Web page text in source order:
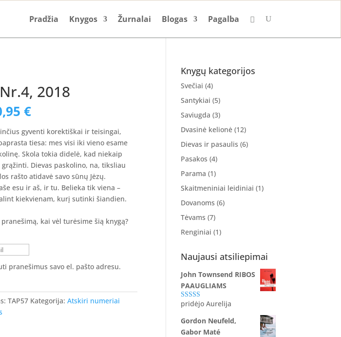
Pradžia Knygos Žurnalai Blogas Pagalba
2018
€.
€Current
is:
0,95 €.
gyventi korektiškai ir teisingai,
tiesa: mes visi iki vieno esame
Skola tokia didelė, kad niekaip
grąžinti. Dievas paskolino, na, tiksliau
rašto atidavė savo sūnų Jėzų.
esu ir aš, ir tu. Belieka tik viena –
kiekvienam, kurį sutinki šiandien.
kai vėl turėsime šią knygą?
pranešimus savo el. pašto adresu.
TAP57 Kategorija:Atskiri numeriai
Knygų kategorijos
Svečiai (4)
Santykiai (5)
Saviugda (3)
Dvasinė kelionė (12)
Dievas ir pasaulis (6)
Pasakos (4)
Parama (1)
Skaitmeniniai leidiniai (1)
Dovanoms (6)
Tėvams (7)
Renginiai (1)
Naujausi atsiliepimai
John Townsend RIBOS
PAAUGLIAMS
Įvertinimas:
pridėjo Aurelija
Gordon Neufeld,
Gabor Maté